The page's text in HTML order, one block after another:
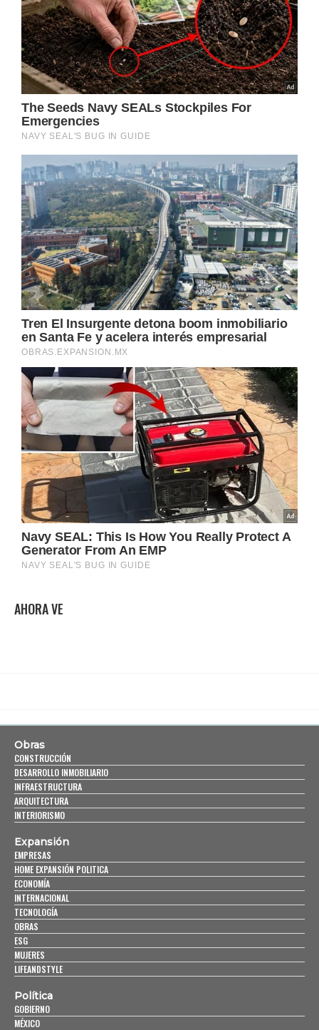
AHORA VE
Obras
CONSTRUCCIÓN
DESARROLLO INMOBILIARIO
INFRAESTRUCTURA
ARQUITECTURA
INTERIORISMO
Expansión
EMPRESAS
HOME EXPANSIÓN POLITICA
ECONOMÍA
INTERNACIONAL
TECNOLOGÍA
OBRAS
ESG
MUJERES
LIFEANDSTYLE
Política
GOBIERNO
MÉXICO